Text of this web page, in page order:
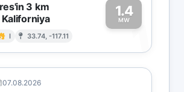
3 km
Kaliforniya
I 33.74, -117.11
1.4
MW1
07.08.2026